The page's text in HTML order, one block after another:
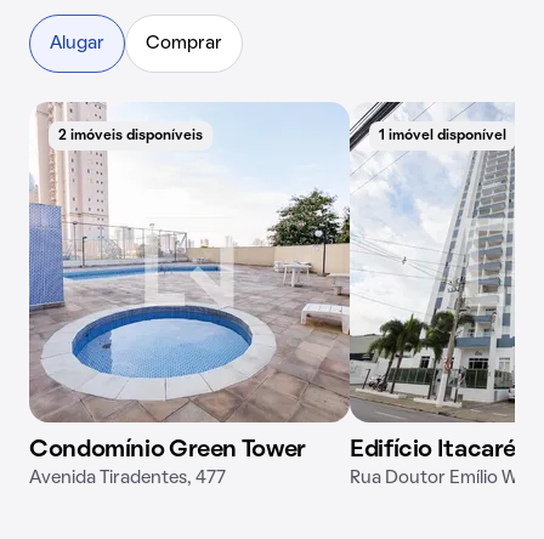
Alugar Comprar
2 imóveis disponíveis
Condomínio Green Tower
Avenida Tiradentes, 477
1 imóvel disponível
Edifício Itacaré
Rua Doutor Emílio